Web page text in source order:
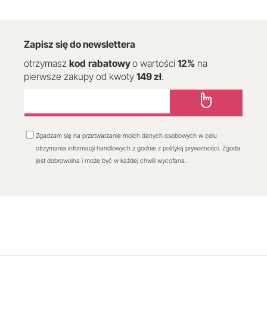
Zapisz się do newslettera
otrzymasz kod rabatowyo wartości 12% na
pierwsze zakupy od kwoty 149 zł.
Zgadzam się na przetwarzanie moich danych osobowych w celu
otrzymania informacji handlowych z godnie z polityką prywatności. Zgoda
jest dobrowolna i może być w każdej chwili wycofana.